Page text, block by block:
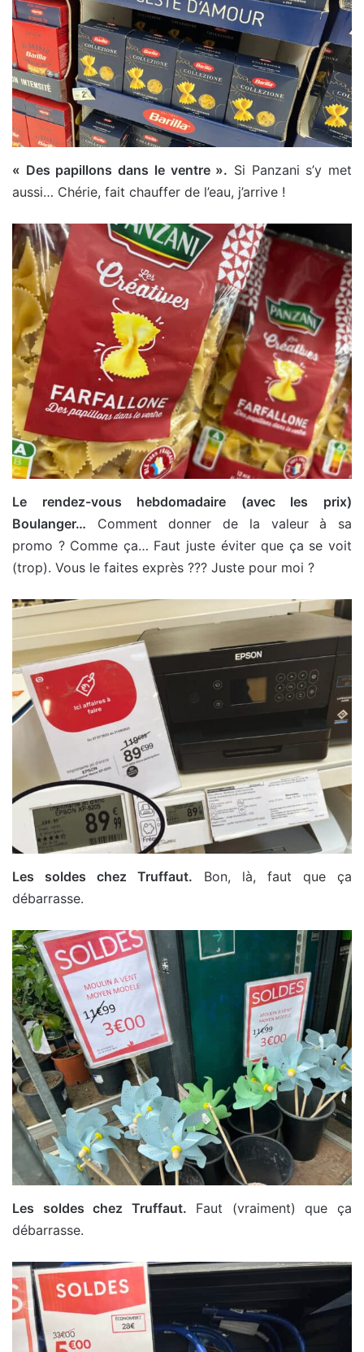
« Des papillons dans le ventre ». Si Panzani s’y met
aussi… Chérie, fait chauffer de l’eau, j’arrive !
Le rendez-vous hebdomadaire (avec les prix)
Boulanger… Comment donner de la valeur à sa
promo ? Comme ça… Faut juste éviter que ça se voit
(trop). Vous le faites exprès ??? Juste pour moi ?
Les soldes chez Truffaut. Bon, là, faut que ça
débarrasse.
Les soldes chez Truffaut. Faut (vraiment) que ça
débarrasse.